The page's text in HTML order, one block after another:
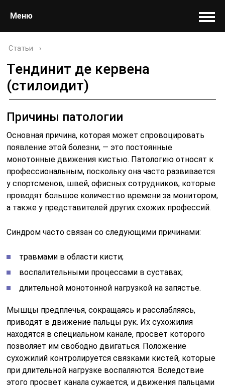
Меню
Статьи ›
Тендинит де кервена
(стилоидит)
Причины патологии
Основная причина, которая может спровоцировать
появление этой болезни, — это постоянные
монотонные движения кистью. Патологию относят к
профессиональным, поскольку она часто развивается
у спортсменов, швей, офисных сотрудников, которые
проводят большое количество времени за монитором,
а также у представителей других схожих профессий.
Синдром часто связан со следующими причинами:
травмами в области кисти;
воспалительными процессами в суставах;
длительной монотонной нагрузкой на запястье.
Мышцы предплечья, сокращаясь и расслабляясь,
приводят в движение пальцы рук. Их сухожилия
находятся в специальном канале, просвет которого
позволяет им свободно двигаться. Положение
сухожилий контролируется связками кистей, которые
при длительной нагрузке воспаляются. Вследствие
этого просвет канала сужается, и движения пальцами